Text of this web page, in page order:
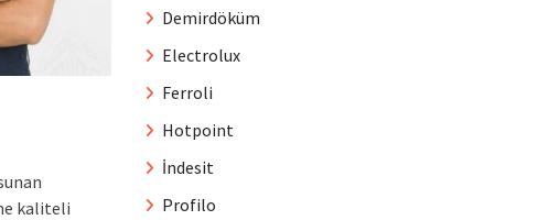
kaliteli
Demirdöküm
Electrolux
Ferroli
Hotpoint
İndesit
Profilo